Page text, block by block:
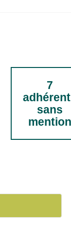
7
sans
mention